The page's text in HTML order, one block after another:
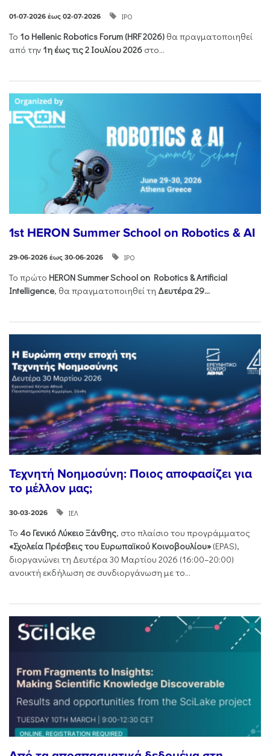
01-07-2026 έως 02-07-2026 ΙΡΟ
Το 1ο Hellenic Robotics Forum (HRF2026) θα πραγματοποιηθεί
από την 1η έως τις 2 Ιουλίου 2026 στο...
1st HERON Summer School on Robotics & AI
29-06-2026 έως 30-06-2026 ΙΡΟ
Το πρώτο HERONSummerSchool on Robotics &Artificial
Intelligence, θα πραγματοποιηθεί τη Δευτέρα 29...
Τεχνητή Νοημοσύνη: Ποιος αποφασίζει για
το μέλλον μας;
30-03-2026 ΙΕΛ
Το 4ο Γενικό Λύκειο Ξάνθης, στο πλαίσιο του προγράμματος
«Σχολεία Πρέσβεις του Ευρωπαϊκού Κοινοβουλίου»(EPAS),
διοργανώνει τη Δευτέρα 30 Μαρτίου 2026 (16:00–20:00)
ανοικτή εκδήλωση σε συνδιοργάνωση με το...